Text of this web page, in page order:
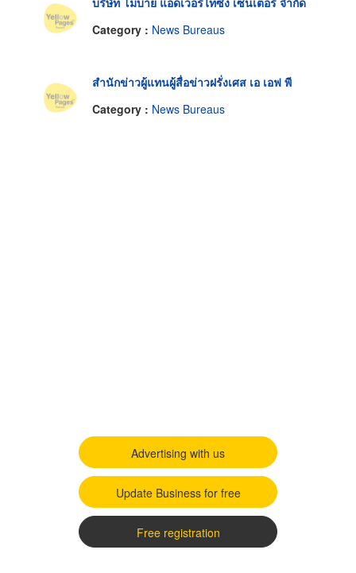
Category : News Bureaus
สำนักข่าวผู้แทนผู้สื่อข่าวฝรั่งเศส เอ เอฟ พี
Category : News Bureaus
Advertising with us
Update Business for free
Free registration